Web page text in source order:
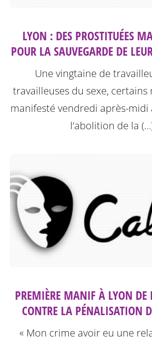
LYON : DES PROSTITUÉES
POUR LA SAUVEGARDE DE
Une vingtaine de
travailleuses du sexe, certains
manifesté vendredi après-midi
l’abolition de la
PREMIÈRE MANIF À LYON DE
CONTRE LA PÉNALISATION
« Mon crime avoir eu une